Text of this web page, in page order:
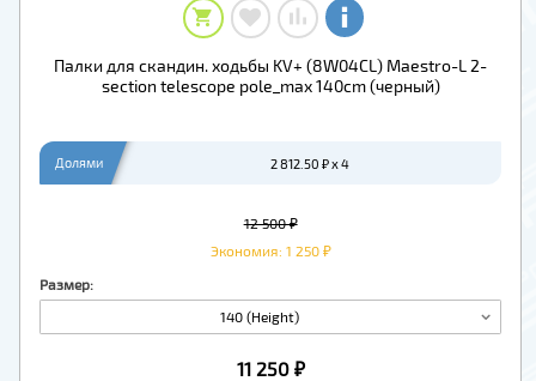
Палки для скандин. ходьбы KV+ (8W04CL) Maestro-L 2-
section telescope pole_max 140cm (черный)
Долями 2 812.50 ₽ x 4
Размер:
140 (Height)
12 500 ₽
Экономия: 1 250 ₽
11 250 ₽